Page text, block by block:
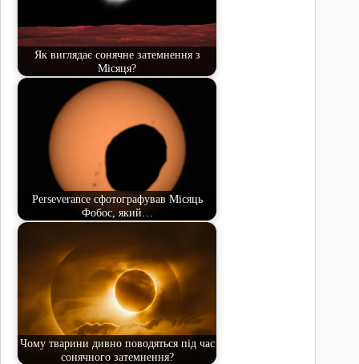
Як виглядає сонячне затемнення з
Місяця?
Perseverance сфотографував Місяць
Фобос, який…
Чому тварини дивно поводяться під час
сонячного затемнення?